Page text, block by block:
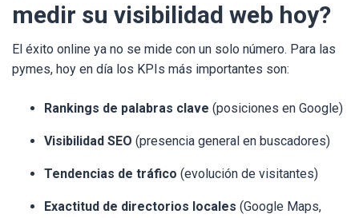
medir su visibilidad web hoy?
El éxito online ya no se mide con un solo número. Para las
pymes, hoy en día los KPIs más importantes son:
Rankings de palabras clave (posiciones en Google)
Visibilidad SEO (presencia general en buscadores)
Tendencias de tráfico (evolución de visitantes)
Exactitud de directorios locales (Google Maps,